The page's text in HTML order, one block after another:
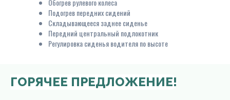
Обогрев рулевого колеса
Подогрев передних сидений
Складывающееся заднее сиденье
Передний центральный подлокотник
Регулировка сиденья водителя по высоте
ГОРЯЧЕЕ ПРЕДЛОЖЕНИЕ!